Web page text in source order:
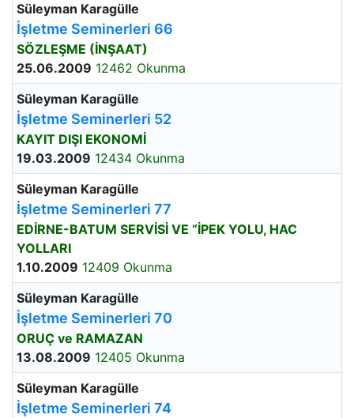
Süleyman Karagülle
İşletme Seminerleri 66
SÖZLEŞME (İNŞAAT)
25.06.2009 12462 Okunma
Süleyman Karagülle
İşletme Seminerleri 52
KAYIT DIŞI EKONOMİ
19.03.2009 12434 Okunma
Süleyman Karagülle
İşletme Seminerleri 77
EDİRNE-BATUM SERVİSİ VE “İPEK YOLU, HAC
YOLLARI
1.10.2009 12409 Okunma
Süleyman Karagülle
İşletme Seminerleri 70
ORUÇ ve RAMAZAN
13.08.2009 12405 Okunma
Süleyman Karagülle
İşletme Seminerleri 74